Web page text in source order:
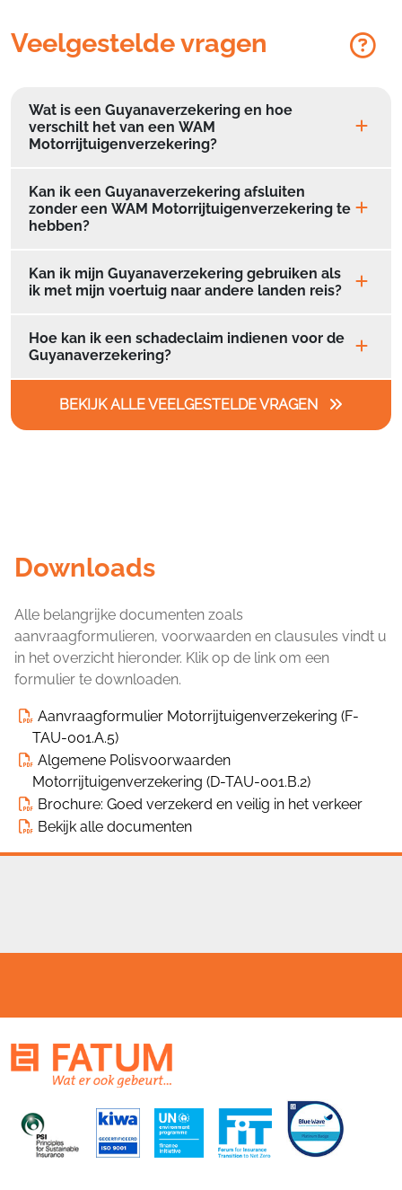
Veelgestelde vragen
Wat is een Guyanaverzekering en hoe
verschilt het van een WAM
Motorrijtuigenverzekering?
Kan ik een Guyanaverzekering afsluiten
zonder een WAM Motorrijtuigenverzekering te
hebben?
Kan ik mijn Guyanaverzekering gebruiken als
ik met mijn voertuig naar andere landen reis?
Hoe kan ik een schadeclaim indienen voor de
Guyanaverzekering?
BEKIJK ALLE VEELGESTELDE VRAGEN
Downloads
Alle belangrijke documenten zoals
aanvraagformulieren, voorwaarden en clausules vindt u
in het overzicht hieronder. Klik op de link om een
formulier te downloaden.
Aanvraagformulier Motorrijtuigenverzekering (F-
TAU-001.A.5)
Algemene Polisvoorwaarden
Motorrijtuigenverzekering (D-TAU-001.B.2)
Brochure: Goed verzekerd en veilig in het verkeer
Bekijk alle documenten